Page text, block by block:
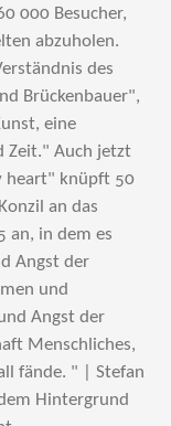
000 Besucher,
abzuholen.
des
Brückenbauer",
eine
Zeit." Auch jetzt
heart" knüpft 50
an das
an, in dem es
Angst der
und
Angst der
Menschliches,
fände. " | Stefan
Hintergrund